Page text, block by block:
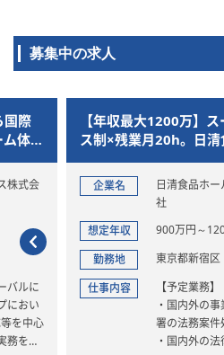
募集中の求人
国際
体制
を
株式会
バルに
におい
を中心
務を担
【年収最大1200万】
ス制×残業月20h。日清
務キャリア
企業名
日清食品ホ
社
想定年収
900万円～
勤務地
東京都新宿区
仕事内容
【予定業務】
・国内外の
署の法務案件
・国内外の